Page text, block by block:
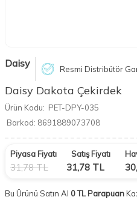
Daisy Resmi Distribütör
Daisy Dakota Çekirdek
Ürün Kodu: PET-DPY-035
Barkod: 8691889073708
Piyasa Fiyatı
31,78TL
Satış Fiyatı
31,78 TL
Bu Ürünü Satın Al 0 TL Parapuan